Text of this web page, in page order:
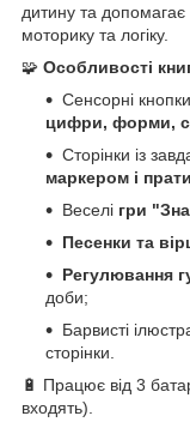
дитину та
моторику та логіку.
🧩 Особливості
Сенсорні
цифри, форми,
Сторінки із
маркером і прати
Веселі гри
Песенки та
Регулювання
доби;
Барвисті
сторінки.
🔋 Працює від 3
входять).